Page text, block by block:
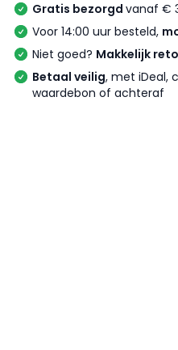
Gratis bezorgd vanaf €
Voor 14:00 uur besteld,
Niet goed? Makkelijk
Betaal veilig, met iDeal,
waardebon of achteraf